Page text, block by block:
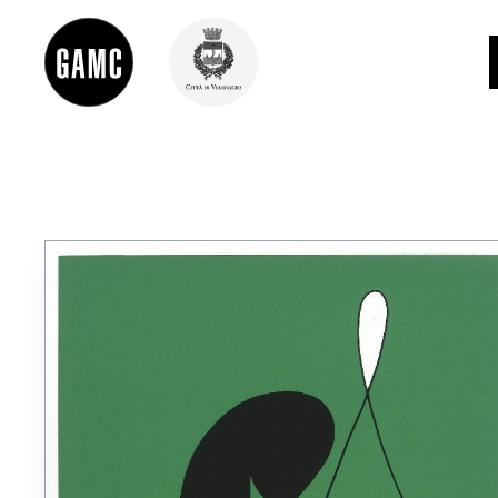
DIDATTICA
LE COLLEZIONI
GLI AUTORI
LORENZO VIANI
MOSTRE
EVENTI
PALAZZO DELLE MUSE